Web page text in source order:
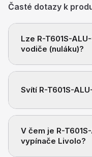
Časté dotazy k
Lze R-T601S-
vodiče (nuláku)?
Svítí R-T601S-
V čem je R-
vypínače Livolo?